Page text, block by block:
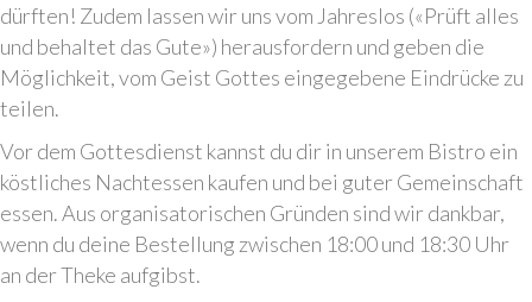
dürften! Zudem lassen wir uns vom Jahreslos («Prüft alles
und behaltet das Gute») herausfordern und geben die
Möglichkeit, vom Geist Gottes eingegebene Eindrücke zu
teilen.
Vor dem Gottesdienst kannst du dir in unserem Bistro ein
köstliches Nachtessen kaufen und bei guter Gemeinschaft
essen. Aus organisatorischen Gründen sind wir dankbar,
wenn du deine Bestellung zwischen 18:00 und 18:30 Uhr
an der Theke aufgibst.